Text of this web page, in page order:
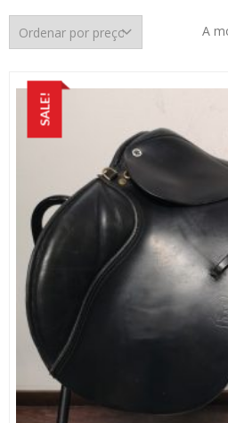
A
SALE!